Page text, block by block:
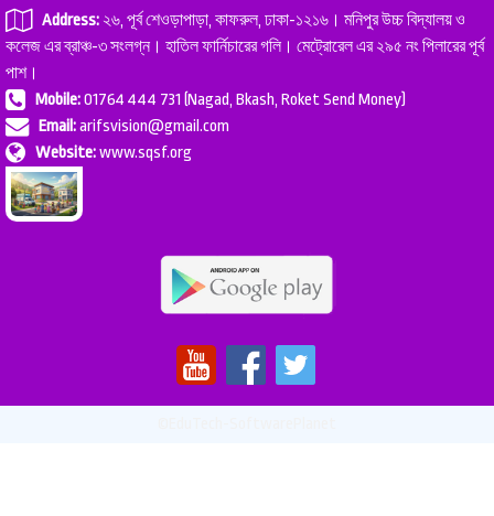
Address: ২৬, পূর্ব শেওড়াপাড়া, কাফরুল, ঢাকা-১২১৬। মনিপুর উচ্চ বিদ্যালয় ও
কলেজ এর ব্রাঞ্চ-৩ সংলগ্ন। হাতিল ফার্নিচারের গলি। মেট্রোরেল এর ২৯৫ নং পিলারের পূর্ব
পাশ।
Mobile:01764 444 731 (Nagad, Bkash, Roket Send Money)
Email:arifsvision@gmail.com
Website:www.sqsf.org